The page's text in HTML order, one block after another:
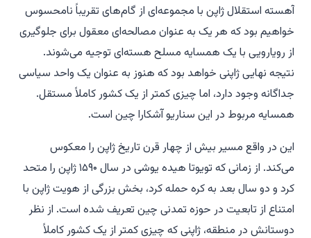
آهسته استقلال ژاپن با مجموعه‌ای از گام‌های تقریباً نامحسوس
خواهیم بود که هر یک به عنوان مصالحه‌ای معقول برای جلوگیری
از رویارویی با یک همسایه مسلح هسته‌ای توجیه می‌شوند.
نتیجه نهایی ژاپنی خواهد بود که هنوز به عنوان یک واحد سیاسی
جداگانه وجود دارد، اما چیزی کمتر از یک کشور کاملاً مستقل.
همسایه مربوط در این سناریو آشکارا چین است.
این در واقع مسیر بیش از چهار قرن تاریخ ژاپن را معکوس
می‌کند. از زمانی که تویوتا هیده‌ یوشی در سال ۱۵۹۰ ژاپن را متحد
کرد و دو سال بعد به کره حمله کرد، بخش بزرگی از هویت ژاپن با
امتناع از تابعیت در حوزه تمدنی چین تعریف شده است. از نظر
دوستانش در منطقه، ژاپنی که چیزی کمتر از یک کشور کاملاً